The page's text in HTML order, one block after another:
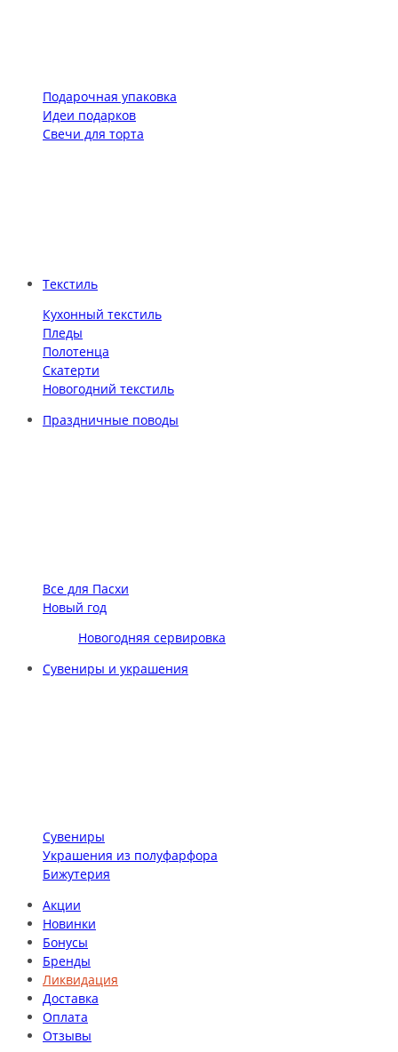
Подарочная упаковка
Идеи подарков
Свечи для торта
Текстиль
Кухонный текстиль
Пледы
Полотенца
Скатерти
Новогодний текстиль
Праздничные поводы
Все для Пасхи
Новый год
Новогодняя сервировка
Сувениры и украшения
Сувениры
Украшения из полуфарфора
Бижутерия
Акции
Новинки
Бонусы
Бренды
Ликвидация
Доставка
Оплата
Отзывы